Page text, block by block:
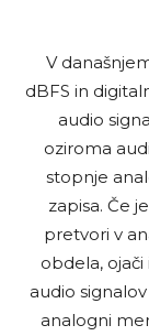
V
dBFS in
audio
oziroma
stopnje
zapisa. Če
pretvori v
obdela,
audio
analogni